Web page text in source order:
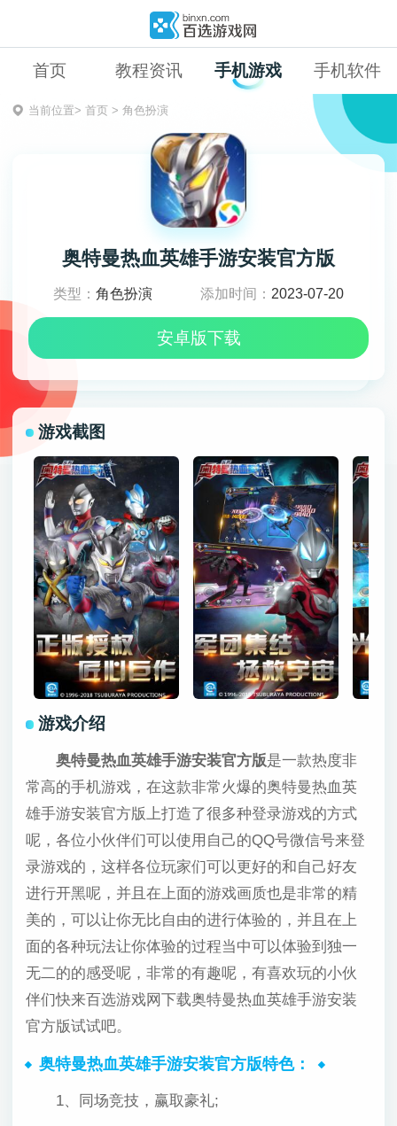
首页 教程资讯 手机游戏 手机软件
当前位置> 首页> 角色扮演
奥特曼热血英雄手游安装官方版
类型： 角色扮演 添加时间： 2023-07-20
安卓版下载
游戏截图
游戏介绍
奥特曼热血英雄手游安装官方版是一款热度非
常高的手机游戏，在这款非常火爆的奥特曼热血英
雄手游安装官方版上打造了很多种登录游戏的方式
呢，各位小伙伴们可以使用自己的QQ号微信号来登
录游戏的，这样各位玩家们可以更好的和自己好友
进行开黑呢，并且在上面的游戏画质也是非常的精
美的，可以让你无比自由的进行体验的，并且在上
面的各种玩法让你体验的过程当中可以体验到独一
无二的的感受呢，非常的有趣呢，有喜欢玩的小伙
伴们快来百选游戏网下载奥特曼热血英雄手游安装
官方版试试吧。
奥特曼热血英雄手游安装官方版特色：
1、同场竞技，赢取豪礼;